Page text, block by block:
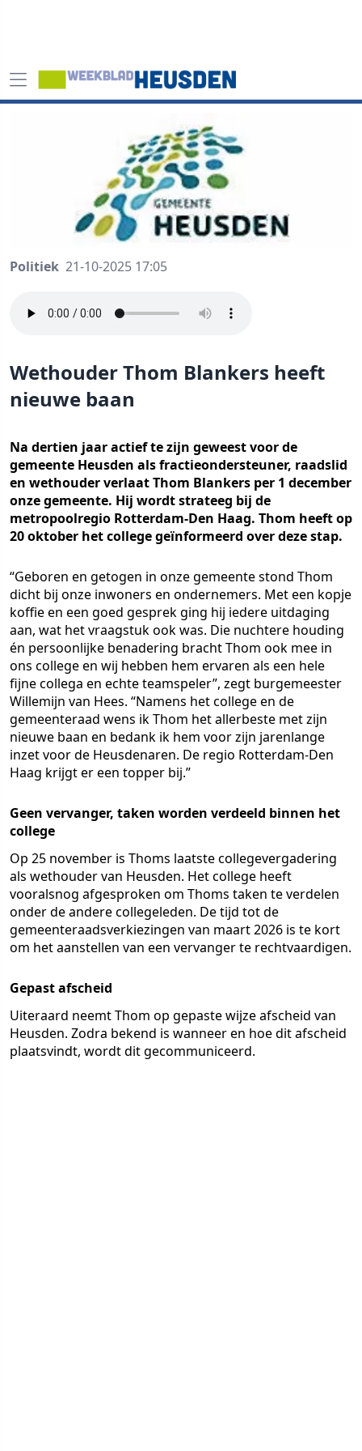
Politiek 21-10-2025 17:05
Wethouder Thom Blankers heeft
nieuwe baan
Na dertien jaar actief te zijn geweest voor de
gemeente Heusden als fractieondersteuner, raadslid
en wethouder verlaat Thom Blankers per 1 december
onze gemeente. Hij wordt strateeg bij de
metropoolregio Rotterdam-Den Haag. Thom heeft op
20 oktober het college geïnformeerd over deze stap.
“Geboren en getogen in onze gemeente stond Thom
dicht bij onze inwoners en ondernemers. Met een kopje
koffie en een goed gesprek ging hij iedere uitdaging
aan, wat het vraagstuk ook was. Die nuchtere houding
én persoonlijke benadering bracht Thom ook mee in
ons college en wij hebben hem ervaren als een hele
fijne collega en echte teamspeler”, zegt burgemeester
Willemijn van Hees. “Namens het college en de
gemeenteraad wens ik Thom het allerbeste met zijn
nieuwe baan en bedank ik hem voor zijn jarenlange
inzet voor de Heusdenaren. De regio Rotterdam-Den
Haag krijgt er een topper bij.”
Geen vervanger, taken worden verdeeld binnen het
college
Op 25 november is Thoms laatste collegevergadering
als wethouder van Heusden. Het college heeft
vooralsnog afgesproken om Thoms taken te verdelen
onder de andere collegeleden. De tijd tot de
gemeenteraadsverkiezingen van maart 2026 is te kort
om het aanstellen van een vervanger te rechtvaardigen.
Gepast afscheid
Uiteraard neemt Thom op gepaste wijze afscheid van
Heusden. Zodra bekend is wanneer en hoe dit afscheid
plaatsvindt, wordt dit gecommuniceerd.